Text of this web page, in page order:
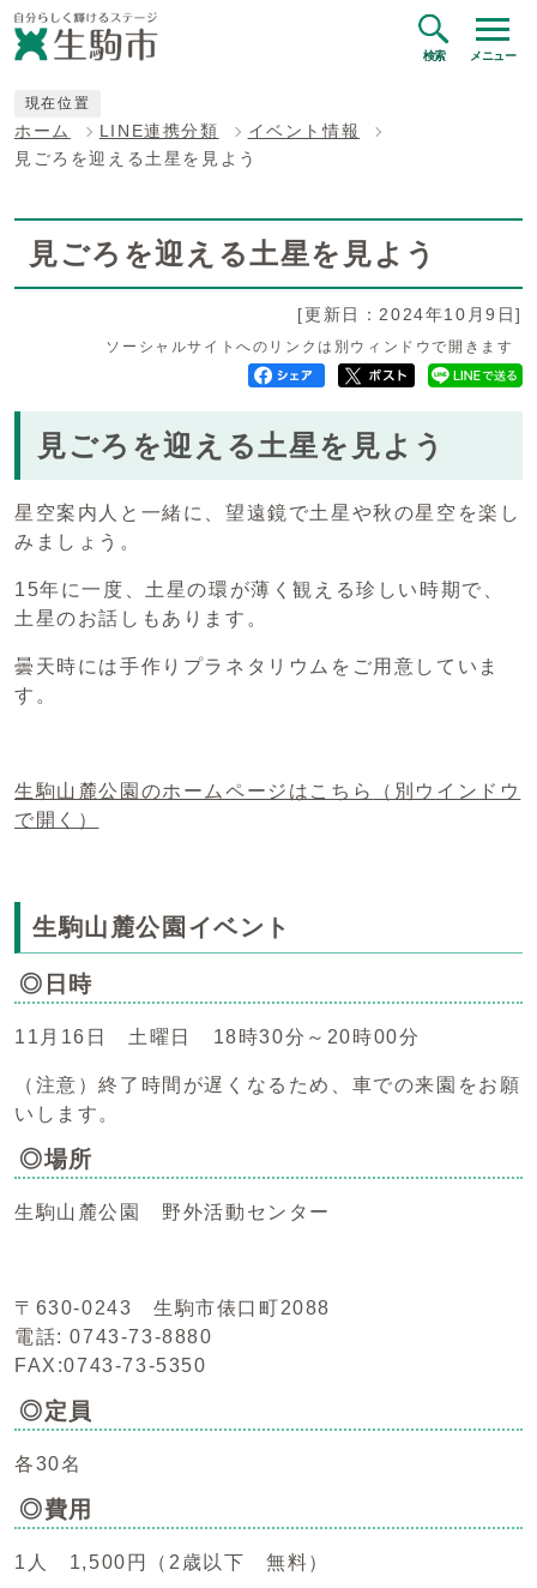
検索 メニュー
現在位置
ホーム LINE連携分類
イベント情報
見ごろを迎える土星を見よう
見ごろを迎える土星を見よう
[更新日：2024年10月9日]
ソーシャルサイトへのリンクは別ウィンドウで開きます
見ごろを迎える土星を見よう
星空案内人と一緒に、望遠鏡で土星や秋の星空を楽し
みましょう。
15年に一度、土星の環が薄く観える珍しい時期で、
土星のお話しもあります。
曇天時には手作りプラネタリウムをご用意していま
す。
生駒山麓公園のホームページはこちら
（別ウインドウ
で開く）
生駒山麓公園イベント
◎日時
11月16日 土曜日 18時30分～20時00分
（注意）終了時間が遅くなるため、車での来園をお願
いします。
◎場所
生駒山麓公園 野外活動センター
〒630-0243 生駒市俵口町2088
電話: 0743-73-8880
FAX:0743-73-5350
◎定員
各30名
◎費用
1人 1,500円（2歳以下 無料）